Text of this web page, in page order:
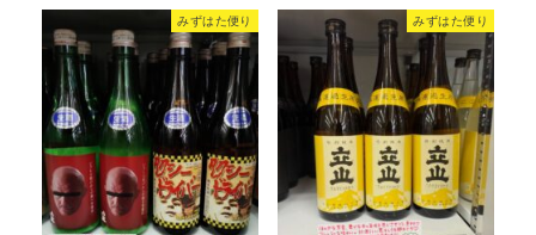
みずはた便り みずはた便り